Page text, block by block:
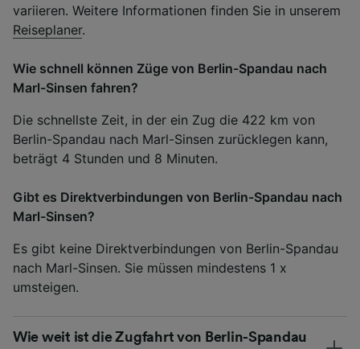
variieren. Weitere Informationen finden Sie in unserem
Reiseplaner.
Wie schnell können Züge von Berlin-Spandau nach
Marl-Sinsen fahren?
Die schnellste Zeit, in der ein Zug die 422 km von
Berlin-Spandau nach Marl-Sinsen zurücklegen kann,
beträgt 4 Stunden und 8 Minuten.
Gibt es Direktverbindungen von Berlin-Spandau nach
Marl-Sinsen?
Es gibt keine Direktverbindungen von Berlin-Spandau
nach Marl-Sinsen. Sie müssen mindestens 1 x
umsteigen.
Wie weit ist die Zugfahrt von Berlin-Spandau